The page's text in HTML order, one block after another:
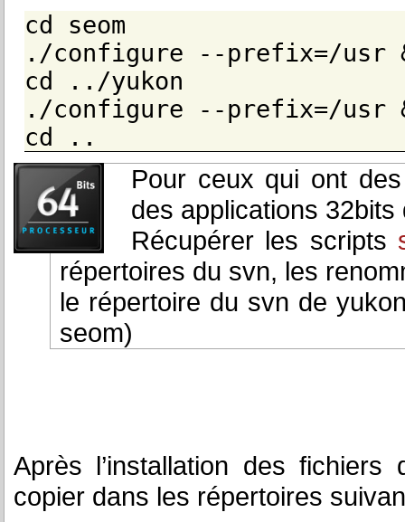
cd seom
./configure --prefix=/usr
cd ../yukon
./configure --prefix=/usr
cd ..
Pour ceux qui ont
des applications
Récupérer les scripts
répertoires du svn, les
le répertoire du svn de
seom)
Après l’installation des
copier dans les répertoires